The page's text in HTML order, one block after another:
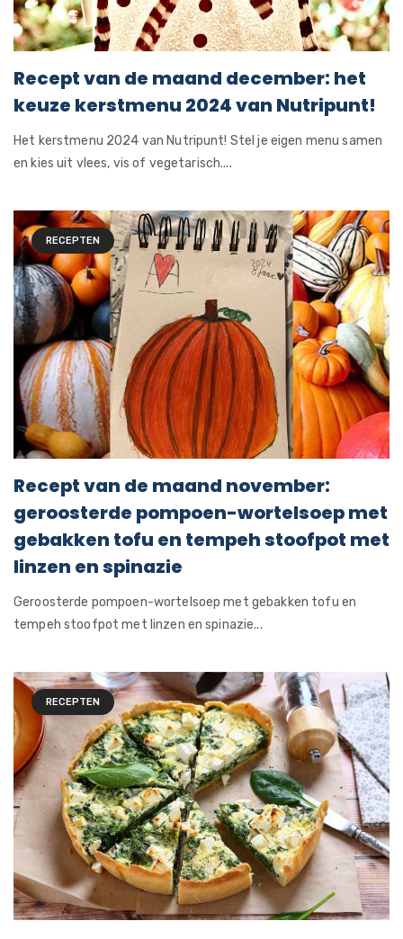
Recept van de maand december: het
keuze kerstmenu 2024 van Nutripunt!
Het kerstmenu 2024 van Nutripunt! Stel je eigen menu samen
en kies uit vlees, vis of vegetarisch....
RECEPTEN
Recept van de maand november:
geroosterde pompoen-wortelsoep met
gebakken tofu en tempeh stoofpot met
linzen en spinazie
Geroosterde pompoen-wortelsoep met gebakken tofu en
tempeh stoofpot met linzen en spinazie...
RECEPTEN